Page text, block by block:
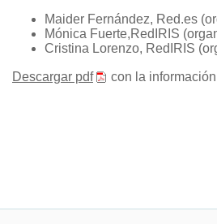
Maider Fernández, Red.es
Mónica Fuerte,RedIRIS
Cristina Lorenzo, RedIRIS
Descargar pdf con la información